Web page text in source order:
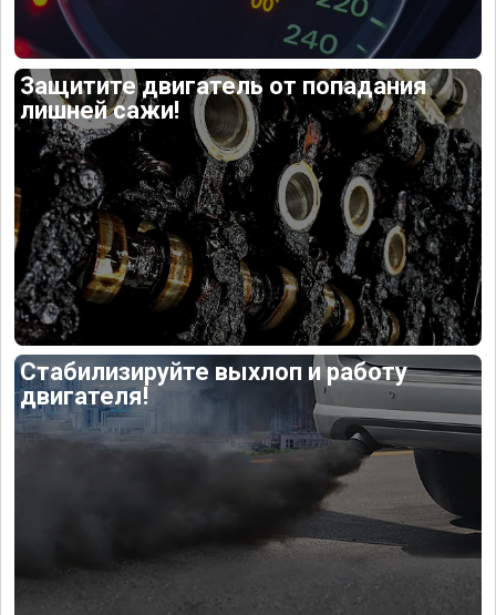
Защитите двигатель от попадания
лишней сажи!
Стабилизируйте выхлоп и работу
двигателя!